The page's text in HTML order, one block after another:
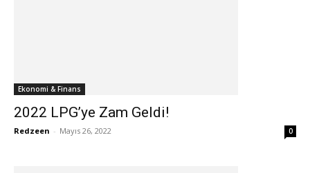
Ekonomi & Finans
2022 LPG’ye Zam Geldi!
Redzeen - Mayıs 26, 2022 0